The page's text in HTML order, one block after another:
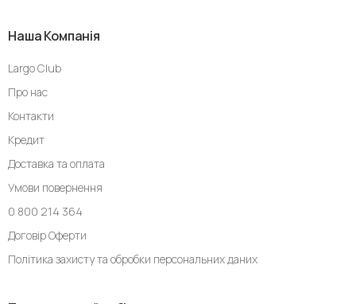
Наша Компанія
Largo Club
Про нас
Контакти
Кредит
Доставка та оплата
Умови повернення
0 800 214 364
Договір Оферти
Політика захисту та обробки персональних даних